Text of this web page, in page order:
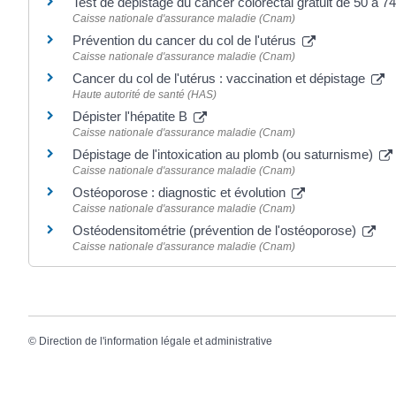
Caisse nationale d'assurance maladie (Cnam)
Prévention du cancer du col de l'utérus
Caisse nationale d'assurance maladie (Cnam)
Cancer du col de l'utérus : vaccination et dépistage
Haute autorité de santé (HAS)
Dépister l'hépatite B
Caisse nationale d'assurance maladie (Cnam)
Dépistage de l'intoxication au plomb (ou saturnisme)
Caisse nationale d'assurance maladie (Cnam)
Ostéoporose : diagnostic et évolution
Caisse nationale d'assurance maladie (Cnam)
Ostéodensitométrie (prévention de l'ostéoporose)
Caisse nationale d'assurance maladie (Cnam)
© Direction de l'information légale et administrative